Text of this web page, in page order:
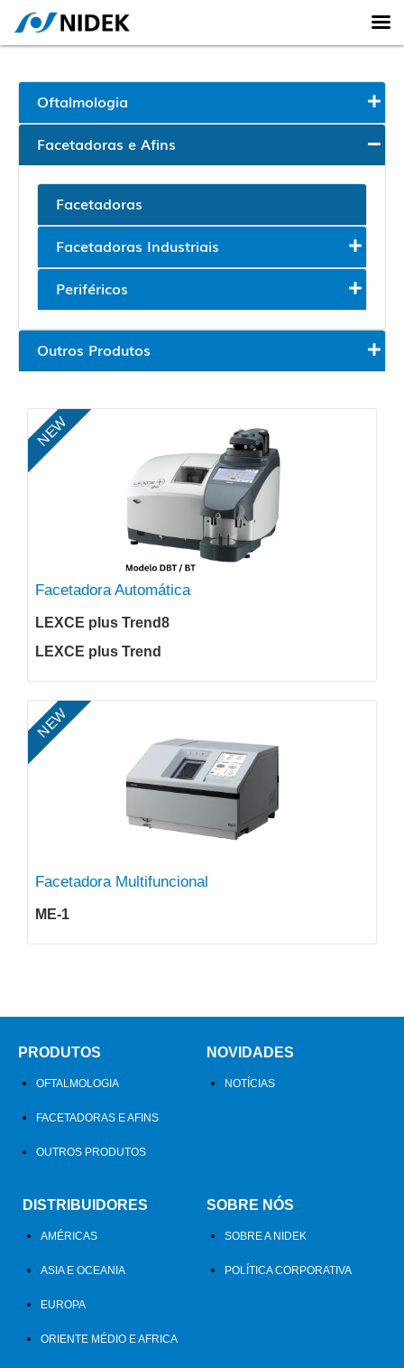
Oftalmologia
Facetadoras e Afins
Facetadoras
Facetadoras Industriais
Periféricos
Outros Produtos
NEW
Facetadora Automática
LEXCE plus Trend8
LEXCE plus Trend
NEW
Facetadora Multifuncional
ME-1
PRODUTOS
OFTALMOLOGIA
FACETADORAS E AFINS
OUTROS PRODUTOS
NOVIDADES
NOTÍCIAS
DISTRIBUIDORES
AMÉRICAS
ASIA E OCEANIA
EUROPA
ORIENTE MÉDIO E AFRICA
SOBRE NÓS
SOBRE A NIDEK
POLÍTICA CORPORATIVA